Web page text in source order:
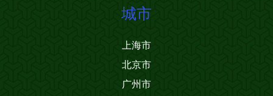
城市
上海市
北京市
广州市